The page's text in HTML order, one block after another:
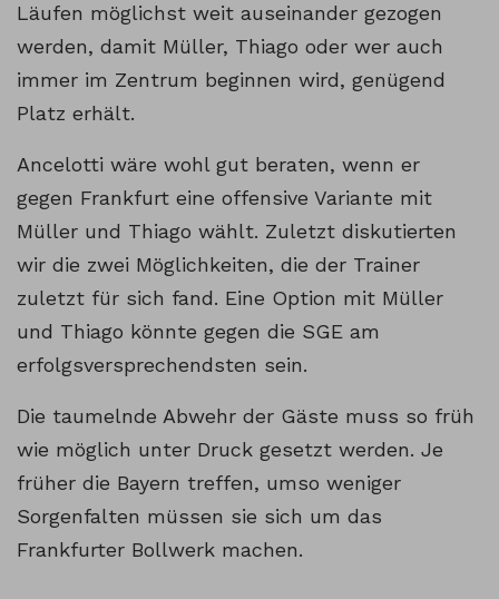
Läufen möglichst weit auseinander gezogen
werden, damit Müller, Thiago oder wer auch
immer im Zentrum beginnen wird, genügend
Platz erhält.
Ancelotti wäre wohl gut beraten, wenn er
gegen Frankfurt eine offensive Variante mit
Müller und Thiago wählt. Zuletzt diskutierten
wir die zwei Möglichkeiten, die der Trainer
zuletzt für sich fand. Eine Option mit Müller
und Thiago könnte gegen die SGE am
erfolgsversprechendsten sein.
Die taumelnde Abwehr der Gäste muss so früh
wie möglich unter Druck gesetzt werden. Je
früher die Bayern treffen, umso weniger
Sorgenfalten müssen sie sich um das
Frankfurter Bollwerk machen.